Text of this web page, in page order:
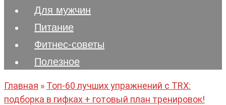
Для мужчин
Питание
Фитнес-советы
Полезноe
Главная » Топ-60 лучших упражнений с TRX:
подборка в гифках + готовый план тренировок!